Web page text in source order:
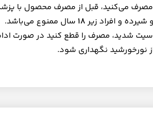
مصرف می‌کنید، قبل از مصرف محصول با
و افراد زیر 18 سال ممنوع می‌باشد.
شدید، مصرف را قطع کنید در صورت
نورخورشید نگهداری شود.